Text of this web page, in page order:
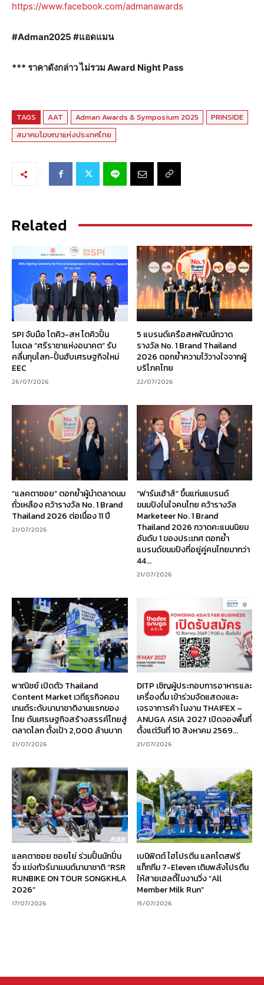
https://www.facebook.com/admanawards
#Adman2025 #แอดแมน
*** ราคาดังกล่าว ไม่รวม Award Night Pass
TAGS AAT Adman Awards & Symposium 2025
PRINSIDE
สมาคมโฆษณาแห่งประเทศไทย
Related
SPI จับมือ โตคิว-สห โตคิวปั้น
โมเดล “ศรีราชาแห่งอนาคต” รับ
คลื่นทุนโลก-ปั้นฮับเศรษฐกิจใหม่
EEC
26/07/2026
5 แบรนด์เครือสหพัฒน์กวาด
รางวัล No. 1 Brand Thailand
2026 ตอกย้ำความไว้วางใจจากผู้
บริโภคไทย
22/07/2026
“แลคตาซอย” ตอกย้ำผู้นำตลาดนม
ถั่วเหลือง คว้ารางวัล No. 1 Brand
Thailand 2026 ต่อเนื่อง 11 ปี
21/07/2026
“ฟาร์มเฮ้าส์” ขึ้นแท่นแบรนด์
ขนมปังในใจคนไทย คว้ารางวัล
Marketeer No. 1 Brand
Thailand 2026 กวาดคะแนนนิยม
อันดับ 1 ของประเทศ ตอกย้ำ
แบรนด์ขนมปังที่อยู่คู่คนไทยมากว่า
44...
21/07/2026
พาณิชย์ เปิดตัว Thailand
Content Market เวทีธุรกิจคอน
เทนต์ระดับนานาชาติงานแรกของ
ไทย ดันเศรษฐกิจสร้างสรรค์ไทยสู่
ตลาดโลก ตั้งเป้า 2,000 ล้านบาท
21/07/2026
DITP เชิญผู้ประกอบการอาหารและ
เครื่องดื่ม เข้าร่วมจัดแสดงและ
เจรจาการค้า ในงาน THAIFEX –
ANUGA ASIA 2027 เปิดจองพื้นที่
ตั้งแต่วันที่ 10 สิงหาคม 2569...
21/07/2026
แลคตาซอย ซอยโย่ ร่วมปั้นนักปั่น
จิ๋ว แข่งทัวร์นาเมนต์นานาชาติ “RSR
RUNBIKE ON TOUR SONGKHLA
2026”
17/07/2026
เบนิฟิตต์ ไฮโปรตีน แลคโตสฟรี
แท็กทีม 7-Eleven เติมพลังโปรตีน
ให้สายเฮลตี้ในงานวิ่ง “All
Member Milk Run”
15/07/2026